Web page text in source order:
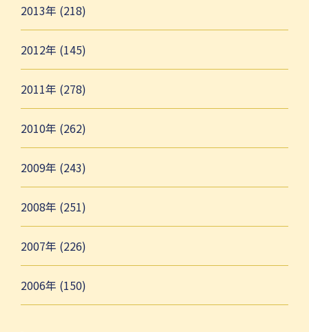
2013年 (218)
2012年 (145)
2011年 (278)
2010年 (262)
2009年 (243)
2008年 (251)
2007年 (226)
2006年 (150)